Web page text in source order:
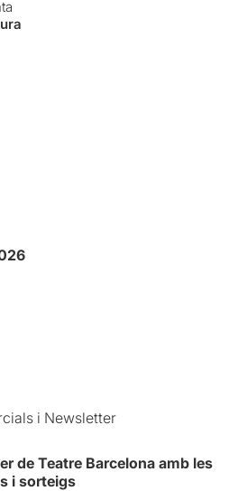
i Newsletter
de Teatre Barcelona amb les
i sorteigs